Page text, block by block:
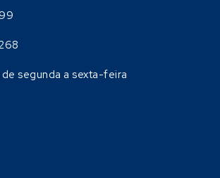
de segunda a sexta-feira